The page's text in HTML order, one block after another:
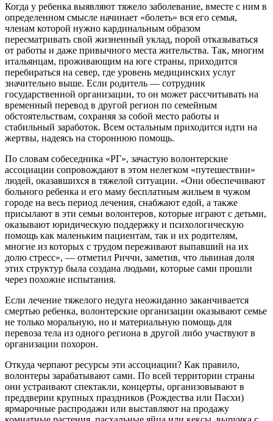
Когда у ребенка выявляют тяжело заболевание, вместе с ним в
определенном смысле начинает «болеть» вся его семья,
членам которой нужно кардинальным образом
пересматривать свой жизненный уклад, порой отказываться
от работы и даже привычного места жительства. Так, многим
итальянцам, проживающим на юге страны, приходится
перебираться на север, где уровень медицинских услуг
значительно выше. Если родитель — сотрудник
государственной организации, то он может рассчитывать на
временный перевод в другой регион по семейным
обстоятельствам, сохраняя за собой место работы и
стабильный заработок. Всем остальным приходится идти на
жертвы, надеясь на стороннюю помощь.
По словам собеседника «РГ», зачастую волонтерские
ассоциации сопровождают в этом нелегком «путешествии»
людей, оказавшихся в тяжелой ситуации. «Они обеспечивают
больного ребенка и его маму бесплатным жильем в чужом
городе на весь период лечения, снабжают едой, а также
присылают в эти семьи волонтеров, которые играют с детьми,
оказывают юридическую поддержку и психологическую
помощь как маленьким пациентам, так и их родителям,
многие из которых с трудом переживают выпавший на их
долю стресс», — отметил Риччи, заметив, что львиная доля
этих структур была создана людьми, которые сами прошли
через похожие испытания.
Если лечение тяжелого недуга неожиданно заканчивается
смертью ребенка, волонтерские организации оказывают семье
не только моральную, но и материальную помощь для
перевоза тела из одного региона в другой либо участвуют в
организации похорон.
Откуда черпают ресурсы эти ассоциации? Как правило,
волонтеры зарабатывают сами. По всей территории страны
они устраивают спектакли, концерты, организовывают в
преддверии крупных праздников (Рождества или Пасхи)
ярмарочные распродажи или выставляют на продажу